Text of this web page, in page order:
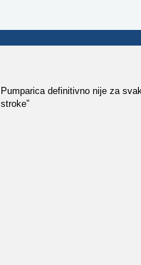
Pumparica definitivno nije za
stroke”